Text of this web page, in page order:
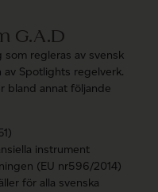
G.A.D
regleras av svensk
Spotlights regelverk.
bland annat följande
instrument
(EU nr596/2014)
för alla svenska